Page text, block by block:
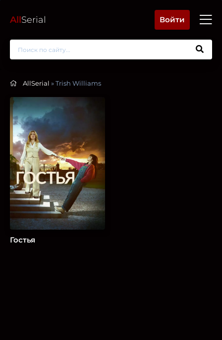
AllSerial Войти
AllSerial » Trish Williams
Гостья